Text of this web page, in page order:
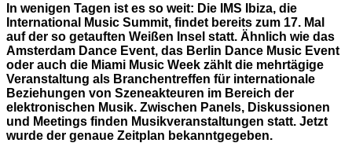
In wenigen Tagen ist es so weit: Die IMS Ibiza, die
International Music Summit, findet bereits zum 17. Mal
auf der so getauften Weißen Insel statt. Ähnlich wie das
Amsterdam Dance Event, das Berlin Dance Music Event
oder auch die Miami Music Week zählt die mehrtägige
Veranstaltung als Branchentreffen für internationale
Beziehungen von Szeneakteuren im Bereich der
elektronischen Musik. Zwischen Panels, Diskussionen
und Meetings finden Musikveranstaltungen statt. Jetzt
wurde der genaue Zeitplan bekanntgegeben.